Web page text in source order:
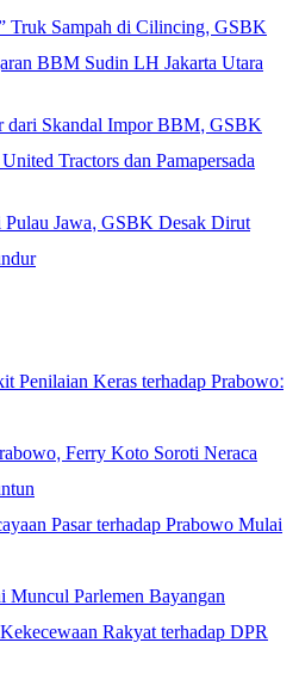
Truk Sampah di Cilincing, GSBK
BBM Sudin LH Jakarta Utara
Skandal Impor BBM, GSBK
Tractors dan Pamapersada
Jawa, GSBK Desak Dirut
Penilaian Keras terhadap Prabowo:
Ferry Koto Soroti Neraca
Pasar terhadap Prabowo Mulai
Parlemen Bayangan
Rakyat terhadap DPR